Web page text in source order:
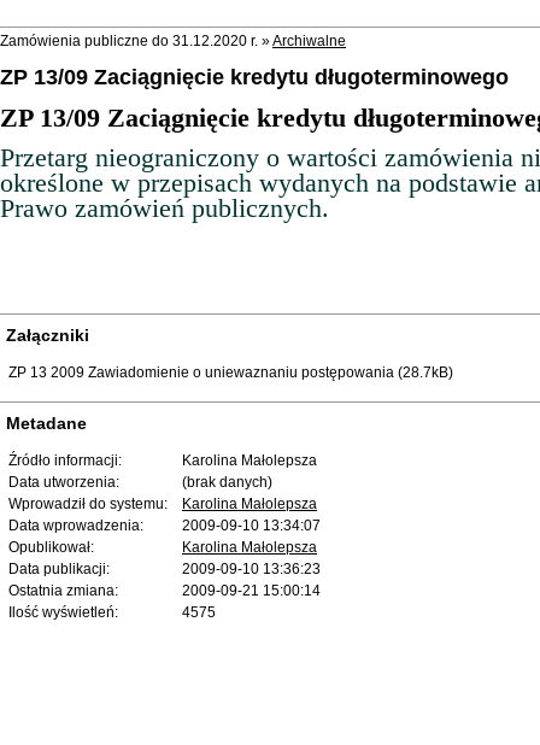
Zamówienia publiczne do 31.12.2020 r. »Archiwalne
ZP 13/09 Zaciągnięcie kredytu długoterminowego
ZP 13/09 Zaciągnięcie kredytu
Przetarg nieograniczony o wartości zamówienia
określone w przepisach wydanych na podstawie
Prawo zamówień publicznych.
Załączniki
ZP 13 2009 Zawiadomienie o uniewaznaniu postępowania (28.7kB)
Metadane
Źródło informacji:
Karolina Małolepsza
Data utworzenia:
(brak danych)
Wprowadził do systemu:
Karolina Małolepsza
Data wprowadzenia:
2009-09-10 13:34:07
Opublikował:
Karolina Małolepsza
Data publikacji:
2009-09-10 13:36:23
Ostatnia zmiana:
2009-09-21 15:00:14
Ilość wyświetleń:
4575